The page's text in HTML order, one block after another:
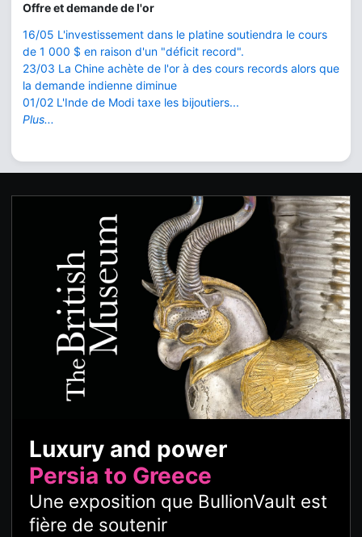
Offre et demande de l'or
16/05 L'investissement dans le platine soutiendra le cours
de 1 000 $ en raison d'un "déficit record".
23/03 La Chine achète de l'or à des cours records alors que
la demande indienne diminue
01/02 L'Inde de Modi taxe les bijoutiers...
Plus...
Luxury and power
Persia to Greece
Une exposition que BullionVault est
fière de soutenir